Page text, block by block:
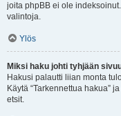
joita phpBB ei ole
valintoja.
Ylös
Miksi haku johti tyhjään
Hakusi palautti liian monta
Käytä “Tarkennettua hakua”
etsit.